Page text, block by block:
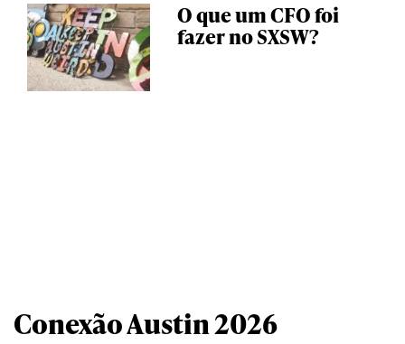
O que um CFO foi
fazer no SXSW?
Conexão Austin 2026